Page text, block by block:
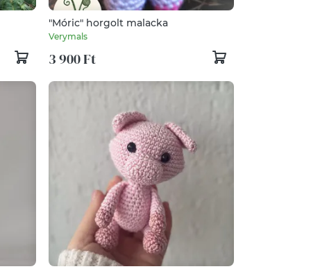
"Móric" horgolt malacka
Verymals
3 900 Ft